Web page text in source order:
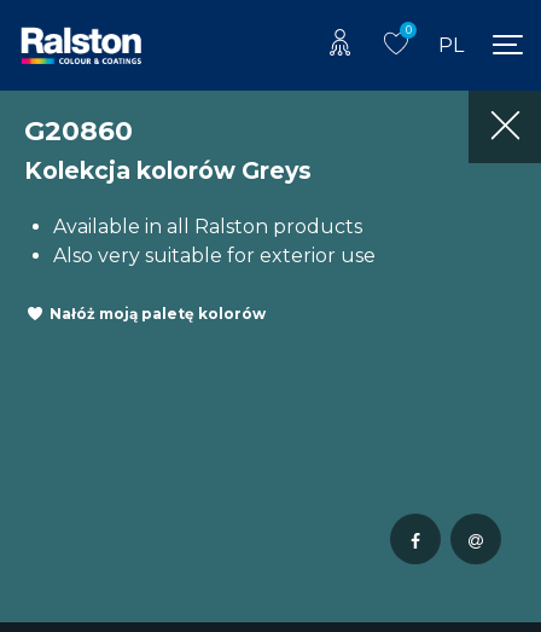
0
PL
G20860
Kolekcja kolorów Greys
Available in all Ralston products
Also very suitable for exterior use
Nałóż moją paletę kolorów